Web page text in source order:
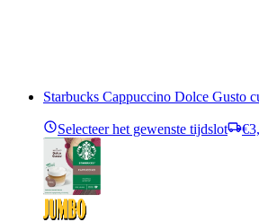
Starbucks Cappuccino Dolce Gusto
Selecteer het gewenste tijdslot